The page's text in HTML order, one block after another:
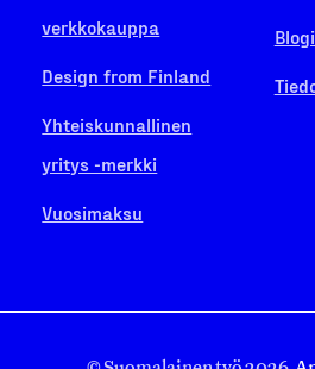
verkkokauppa
Design from Finland
Yhteiskunnallinen
yritys -merkki
Vuosimaksu